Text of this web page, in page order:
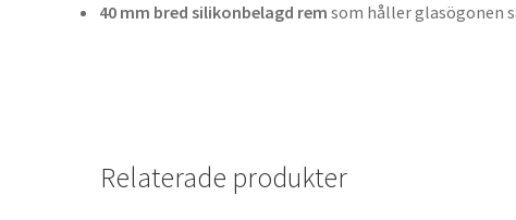
40 mm bred silikonbelagd rem som håller glasögonen
Relaterade produkter